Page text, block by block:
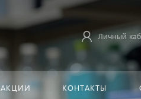
Личный
АКЦИИ КОНТАКТЫ